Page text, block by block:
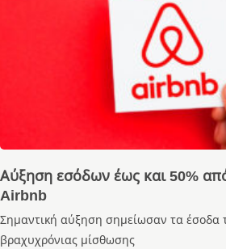
Αύξηση εσόδων έως και 50%
Airbnb
Σημαντική αύξηση σημείωσαν τα έσοδα
βραχυχρόνιας μίσθωσης